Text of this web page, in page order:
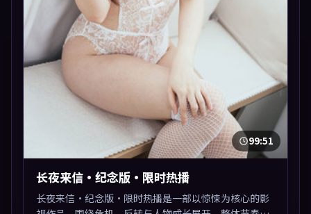
99:51
长夜来信·纪念版·限时热播
长夜来信·纪念版·限时热播是一部以惊悚为核心的影